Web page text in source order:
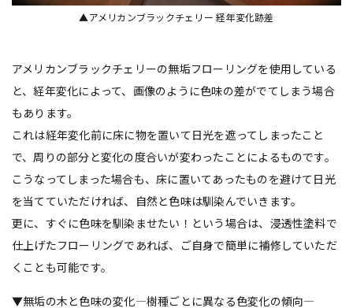
▲アメリカンブラックチェリー 経年変化跡差
アメリカンブラックチェリーの無垢フローリングを使用している
と、経年変化によって、画像のように色味の差がでてしまう場合
もあります。
これは経年変化前に床に物を置いて日光を遮ってしまったこと
で、周りの部分と変化の度合いが変わったことによるものです。
こうなってしまった場合も、床に置いてあったものを避けて日光
を当てていただければ、自然と色味は馴染んでいきます。
更に、すぐに色味を馴染ませたい！という場合は、浸透性塗料で
仕上げたフローリングであれば、ご自身で簡単に補修していただ
くことも可能です。
▼無垢の木と色味の変化—樹種ごとに異なる色変化の傾向—